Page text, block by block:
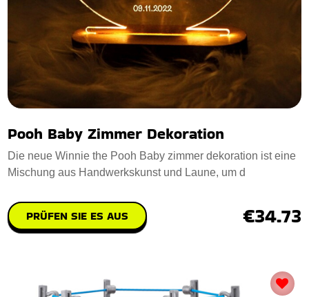
Pooh Baby Zimmer Dekoration
Die neue Winnie the Pooh Baby zimmer dekoration ist eine
Mischung aus Handwerkskunst und Laune, um d
PRÜFEN SIE ES AUS €34.73